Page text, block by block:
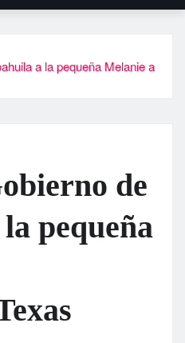
a la pequeña Melanie a
de
pequeña